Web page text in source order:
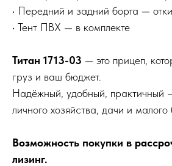
• Передний и задний борта —
• Тент ПВХ — в комплекте
Титан 1713-03 — это прицеп,
груз и ваш бюджет.
Надёжный, удобный, практичный
личного хозяйства, дачи и малого
Возможность покупки в
лизинг.